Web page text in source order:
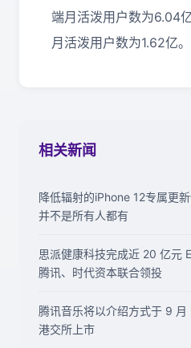
端月活泼用户数为6.04
月活泼用户数为1.62亿。
相关新闻
降低辐射的iPhone 12专属更
并不是所有人都有
思派健康科技完成近 20 亿元
腾讯、时代资本联合领投
腾讯音乐将以介绍方式于 9 月
港交所上市